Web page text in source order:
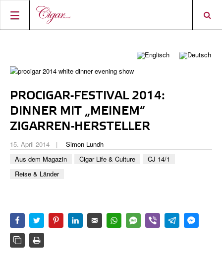
BEST BUY
CIGAR TROPHY
TOP 25 ZIGARREN
ZIGARRENWISSEN & GRUNDLAGEN
SHOPS & LOUNGES
VINTAGE & GESCHICHTE
CIGAR LIFE & CULTURE
REISE & LÄNDER
ÜBER DAS MAGAZIN
AKTUELLE AUSGABE
AUTOREN
TASTINGPANEL
CONNECT
SHOPS & LOUNGES
CIGAR SHOP FINDER
SHOP
DIGITAL JOURNAL
ACCOUNT
PROCIGAR-FESTIVAL 2014:
DINNER MIT „MEINEM“
ZIGARREN-HERSTELLER
15. April 2014
Simon Lundh
Aus dem Magazin
Cigar Life & Culture
CJ 14/1
Reise & Länder